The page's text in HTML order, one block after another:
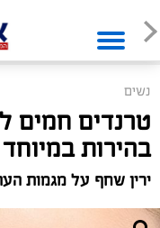
נשים
טרנדים חמים
בהירות
ירין שחף על מגמות העתיד